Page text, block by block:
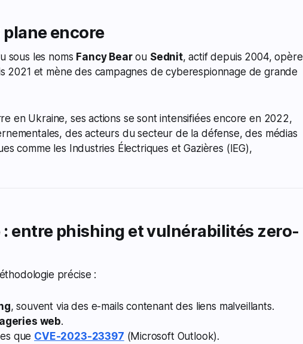
plane encore
sous les noms Fancy Bearou Sednit, actif depuis 2004, opère
2021 et mène des campagnes de cyberespionnage de grande
en Ukraine, ses actions se sont intensifiées encore en 2022,
des acteurs du secteur de la défense, des médias
comme les Industries Électriques et Gazières (IEG),
entre phishing et vulnérabilités zero-
précise :
, souvent via des e-mails contenant des liens malveillants.
web.
que CVE-2023-23397 (Microsoft Outlook).